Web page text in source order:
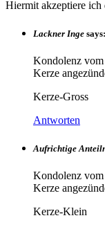
Hiermit akzeptiere ich
Lackner Inge says:
Kondolenz vom
Kerze
Kerze-Gross
Antworten
Aufrichtige
Kondolenz vom
Kerze
Kerze-Klein